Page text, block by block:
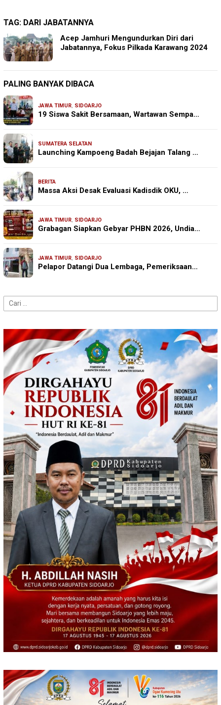
TAG: DARI JABATANNYA
Acep Jamhuri Mengundurkan Diri dari
Jabatannya, Fokus Pilkada Karawang 2024
PALING BANYAK DIBACA
JAWA TIMUR, SIDOARJO
19 Siswa Sakit Bersamaan, Wartawan Sempa…
SUMATERA SELATAN
Launching Kampoeng Badah Bejajan Talang …
BERITA
Massa Aksi Desak Evaluasi Kadisdik OKU, …
JAWA TIMUR, SIDOARJO
Grabagan Siapkan Gebyar PHBN 2026, Undia…
JAWA TIMUR, SIDOARJO
Pelapor Datangi Dua Lembaga, Pemeriksaan…
Cari
untuk: